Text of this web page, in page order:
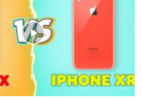
lựa chọn không thể bỏ qua của
Hãy đến với chúng tôi để được
sản phẩm Orient Golden Eye